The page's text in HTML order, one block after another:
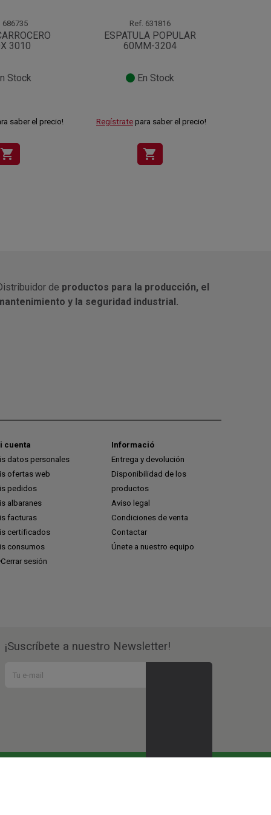
686735
3010
Stock
saber el precio!
shopping_cart
Ref. 631816
ESPATULA POPULAR
60MM-3204
En Stock
Regístrate para saber el precio!
shopping_cart
de productos para la producción, el
y la seguridad industrial.
cuenta
datos personales
ofertas web
pedidos
albaranes
facturas
certificados
consumos
Cerrar sesión
Informació
Entrega y devolución
Disponibilidad de los
productos
Aviso legal
Condiciones de venta
Contactar
Únete a nuestro equipo
¡Suscríbete a nuestro Newsletter!